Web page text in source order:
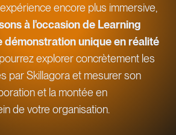
encore plus immersive,
à l'occasion de Learning
démonstration unique en réalité
pourrez explorer concrètement les
par Skillagora et mesurer son
et la montée en
de votre organisation.